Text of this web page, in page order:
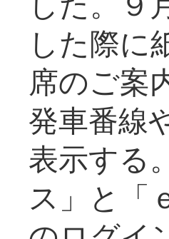
した際に
席のご案
発車番線
表示する
ス」と「